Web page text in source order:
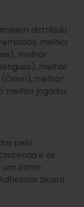
distribuiu
melhor
melhor
melhor
melhor
melhor jogador
pelo
e os
um ótimo
Sicuro.